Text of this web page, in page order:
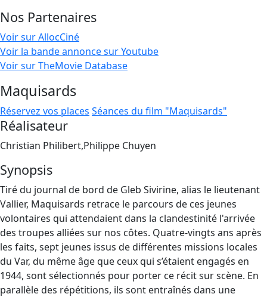
Nos Partenaires
Voir sur AllocCiné
Voir la bande annonce sur Youtube
Voir sur TheMovie Database
Maquisards
Réservez vos places Séances du film "Maquisards"
Réalisateur
Christian Philibert,Philippe Chuyen
Synopsis
Tiré du journal de bord de Gleb Sivirine, alias le lieutenant
Vallier, Maquisards retrace le parcours de ces jeunes
volontaires qui attendaient dans la clandestinité l'arrivée
des troupes alliées sur nos côtes. Quatre-vingts ans après
les faits, sept jeunes issus de différentes missions locales
du Var, du même âge que ceux qui s’étaient engagés en
1944, sont sélectionnés pour porter ce récit sur scène. En
parallèle des répétitions, ils sont entraînés dans une